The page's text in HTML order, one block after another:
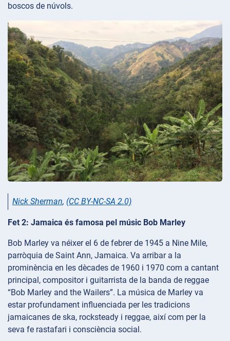
boscos de núvols.
Nick Sherman, (CC BY-NC-SA 2.0)
Fet 2: Jamaica és famosa pel músic Bob Marley
Bob Marley va néixer el 6 de febrer de 1945 a Nine Mile,
parròquia de Saint Ann, Jamaica. Va arribar a la
prominència en les dècades de 1960 i 1970 com a cantant
principal, compositor i guitarrista de la banda de reggae
“Bob Marley and the Wailers”. La música de Marley va
estar profundament influenciada per les tradicions
jamaicanes de ska, rocksteady i reggae, així com per la
seva fe rastafari i consciència social.